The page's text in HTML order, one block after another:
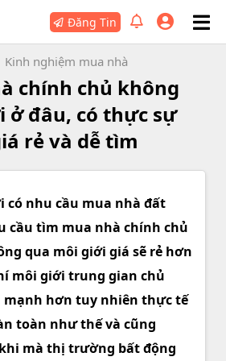
Đăng Tin
Kinh nghiệm mua nhà
chính chủ không
ở đâu, có thực sự
rẻ và dễ tìm
có nhu cầu mua nhà đất
cầu tìm mua nhà chính chủ
qua môi giới giá sẽ rẻ hơn
môi giới trung gian chủ
mạnh hơn tuy nhiên thực tế
toàn như thế và cũng
mà thị trường bất động